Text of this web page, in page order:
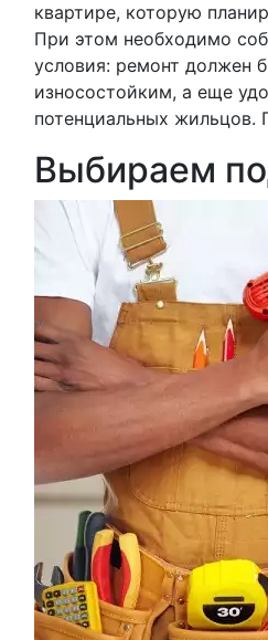
квартире, которую
При этом необходимо
условия: ремонт должен
износостойким, а еще
потенциальных жильцов.
Выбираем